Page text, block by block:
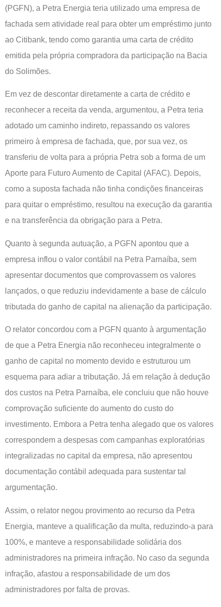
(PGFN), a Petra Energia teria utilizado uma empresa de
fachada sem atividade real para obter um empréstimo junto
ao Citibank, tendo como garantia uma carta de crédito
emitida pela própria compradora da participação na Bacia
do Solimões.
Em vez de descontar diretamente a carta de crédito e
reconhecer a receita da venda, argumentou, a Petra teria
adotado um caminho indireto, repassando os valores
primeiro à empresa de fachada, que, por sua vez, os
transferiu de volta para a própria Petra sob a forma de um
Aporte para Futuro Aumento de Capital (AFAC). Depois,
como a suposta fachada não tinha condições financeiras
para quitar o empréstimo, resultou na execução da garantia
e na transferência da obrigação para a Petra.
Quanto à segunda autuação, a PGFN apontou que a
empresa inflou o valor contábil na Petra Parnaíba, sem
apresentar documentos que comprovassem os valores
lançados, o que reduziu indevidamente a base de cálculo
tributada do ganho de capital na alienação da participação.
O relator concordou com a PGFN quanto à argumentação
de que a Petra Energia não reconheceu integralmente o
ganho de capital no momento devido e estruturou um
esquema para adiar a tributação. Já em relação à dedução
dos custos na Petra Parnaíba, ele concluiu que não houve
comprovação suficiente do aumento do custo do
investimento. Embora a Petra tenha alegado que os valores
correspondem a despesas com campanhas exploratórias
integralizadas no capital da empresa, não apresentou
documentação contábil adequada para sustentar tal
argumentação.
Assim, o relator negou provimento ao recurso da Petra
Energia, manteve a qualificação da multa, reduzindo-a para
100%, e manteve a responsabilidade solidária dos
administradores na primeira infração. No caso da segunda
infração, afastou a responsabilidade de um dos
administradores por falta de provas.